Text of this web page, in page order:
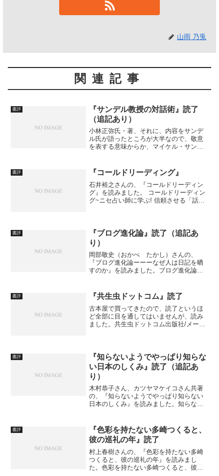
山雨 乃兎
関連記事
書評
『サンデル教授の対話術』読了
（追記あり）
小林正弥氏・著、それに、内容をサンデ
ル氏が語ったところが大半なので、敬意
を表する意味からか、マイケル・サンデ
授の対話術 ( )出版社/メーカー: NHK出
版発売日: 2...
書評 『コールドリーディング』
石井裕之さんの、『コールドリーディン
グ』を読みました。 コールドリーディン
グ~ニセ占い師に学ぶ! 信頼させる「話し
書評
『ブログ進化論』読了（追記あ
り）
岡部敬史（おかべ たかし）さんの、
『ブログ進化論ーーーなぜ人は日記を晒
すのか』を読みました。ブログ進化論—
2006/04/21メディア: 新書 例によって、
感想は追...
書評 『共生虫ドットコム』読了
古本屋で買ってきたので、読了というほ
ど全部に目を通してはいませんが、読み
ました。共生虫ドットコム出版社/メーカ
たん...
書評
『知らないようでやっぱり知らな
い日本のしくみ』読了（追記あ
り）
木村恭子さん、カツヤマケイコさん共著
の、『知らないようでやっぱり知らない
日本のしくみ』を読みました。知らない
ミックエッセイ 出版社/メーカー: 日本経
済新聞出版 発...
書評
『色彩を持たない多崎つくると、
彼の巡礼の年』読了
村上春樹さんの、『色彩を持たない多崎
つくると、彼の巡礼の年』を読みまし
た。色彩を持たない多崎つくると、彼の